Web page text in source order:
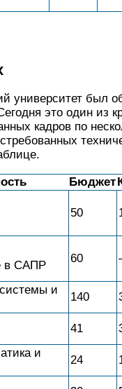
университет был
это один из
кадров по
Бюджет
50
в САПР
60
и
140
41
и
24